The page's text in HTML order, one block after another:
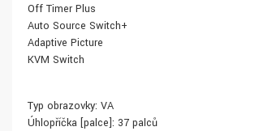
Off Timer Plus
Auto Source Switch+
Adaptive Picture
KVM Switch
Typ obrazovky: VA
Úhlopříčka [palce]: 37 palců